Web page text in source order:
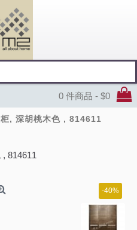
0 件商品 - $0
, 深胡桃木色 , 814611
814611
-40%